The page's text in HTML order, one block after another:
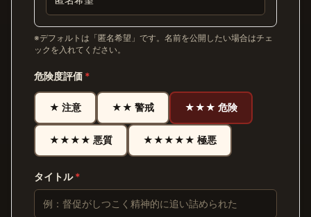
※デフォルトは「匿名希望」です。名前を公開したい場合はチェ
ックを入れてください。
危険度評価 *
★ 注意 ★★ 警戒 ★★★ 危険
★★★★ 悪質 ★★★★★ 極悪
タイトル*